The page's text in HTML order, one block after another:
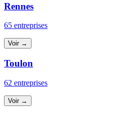
Rennes
65 entreprises
Voir →
Toulon
62 entreprises
Voir →